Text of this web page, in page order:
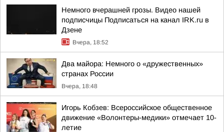
Немного вчерашней грозы. Видео нашей
подписчицы Подписаться на канал IRK.ru в
Дзене
Вчера, 18:52
Два майора: Немного о «дружественных»
странах России
Вчера, 18:48
Игорь Кобзев: Всероссийское общественное
движение «Волонтеры-медики» отмечает 10-
летие